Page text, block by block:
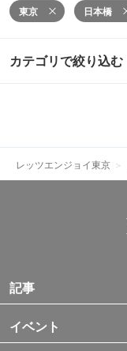
東京 日本橋
カテゴリで絞り込む
レッツエンジョイ東京
記事
イベント